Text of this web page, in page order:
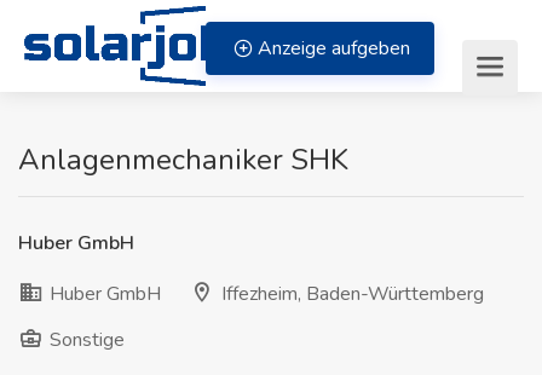
Zum Inhalt springen
Anzeige aufgeben
Anlagenmechaniker SHK
Huber GmbH
Huber GmbH
Iffezheim, Baden-Württemberg
Sonstige